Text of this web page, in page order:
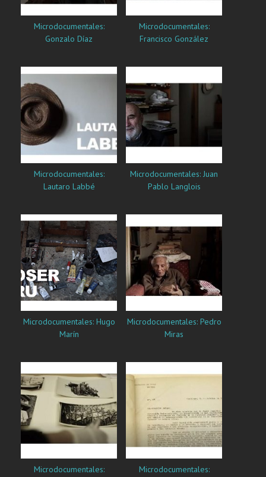
Microdocumentales:
Gonzalo Díaz
Microdocumentales:
Francisco González
Microdocumentales:
Lautaro Labbé
Microdocumentales: Juan
Pablo Langlois
Microdocumentales: Hugo
Marín
Microdocumentales: Pedro
Miras
Microdocumentales:
Microdocumentales: